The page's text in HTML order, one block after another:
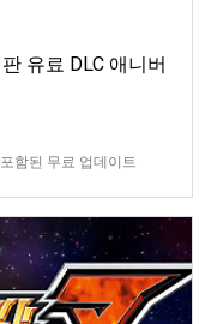
유료 DLC 애니버
함된 무료 업데이트
유료 DLC ‘애니버서리